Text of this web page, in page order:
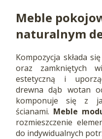
Meble
naturalnym
Kompozycja składa
oraz zamkniętych
estetyczną i
drewna dąb wotan
komponuje się z
ścianami. Meble
rozmieszczenie
do indywidualnych